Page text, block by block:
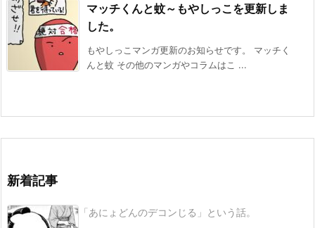
マッチくんと蚊～もやしっこを更新しま
した。
もやしっこマンガ更新のお知らせです。 マッチく
んと蚊 その他のマンガやコラムはこ ...
新着記事
「あにょどんのデコンじる」という話。